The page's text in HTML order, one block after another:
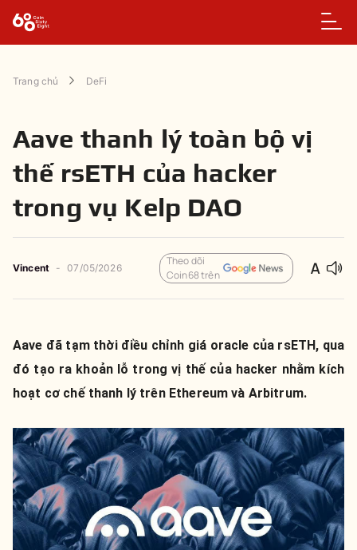
Trang chủ DeFi
Aave thanh lý toàn bộ vị
thế rsETH của hacker
trong vụ Kelp DAO
Vincent - 07/05/2026
Theo dõi
Coin68 trên
Aave đã tạm thời điều chỉnh giá oracle của rsETH, qua
đó tạo ra khoản lỗ trong vị thế của hacker nhằm kích
hoạt cơ chế thanh lý trên Ethereum và Arbitrum.